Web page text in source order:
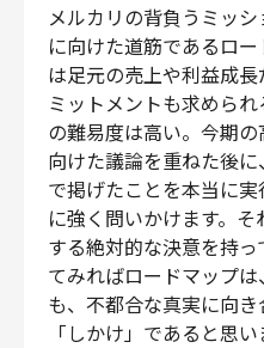
メルカリの背負うミッ
に向けた道筋であるロ
は足元の売上や利益成
ミットメントも求めら
の難易度は高い。今期
向けた議論を重ねた後
で掲げたことを本当に
に強く問いかけます。
する絶対的な決意を持
てみればロードマップ
も、不都合な真実に向
「しかけ」であると思い